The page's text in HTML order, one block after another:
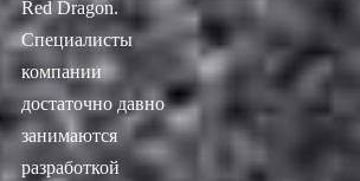
Red Dragon.
Специалисты
компании
достаточно давно
занимаются
разработкой